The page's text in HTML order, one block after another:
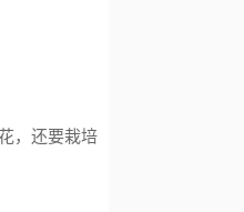
，还要栽培